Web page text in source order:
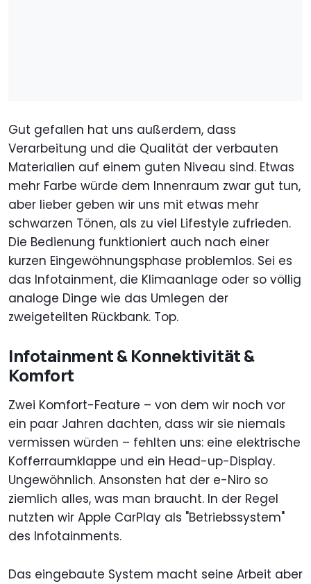
Gut gefallen hat uns außerdem, dass
Verarbeitung und die Qualität der verbauten
Materialien auf einem guten Niveau sind. Etwas
mehr Farbe würde dem Innenraum zwar gut tun,
aber lieber geben wir uns mit etwas mehr
schwarzen Tönen, als zu viel Lifestyle zufrieden.
Die Bedienung funktioniert auch nach einer
kurzen Eingewöhnungsphase problemlos. Sei es
das Infotainment, die Klimaanlage oder so völlig
analoge Dinge wie das Umlegen der
zweigeteilten Rückbank. Top.
Infotainment & Konnektivität &
Komfort
Zwei Komfort-Feature – von dem wir noch vor
ein paar Jahren dachten, dass wir sie niemals
vermissen würden – fehlten uns: eine elektrische
Kofferraumklappe und ein Head-up-Display.
Ungewöhnlich. Ansonsten hat der e-Niro so
ziemlich alles, was man braucht. In der Regel
nutzten wir Apple CarPlay als "Betriebssystem"
des Infotainments.
Das eingebaute System macht seine Arbeit aber